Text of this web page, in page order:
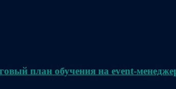
план обучения на event-